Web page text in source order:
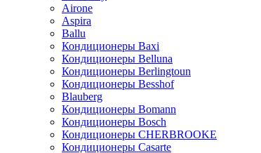
Airone
Aspira
Ballu
Кондиционеры Baxi
Кондиционеры Belluna
Кондиционеры Berlingtoun
Кондиционеры Besshof
Blauberg
Кондиционеры Bomann
Кондиционеры Bosch
Кондиционеры CHERBROOKE
Кондиционеры Casarte